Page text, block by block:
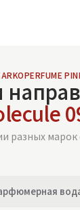
разных марок